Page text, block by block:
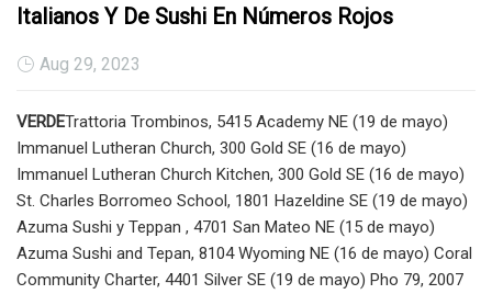
Italianos Y De Sushi En Números Rojos
Aug 29, 2023
VERDETrattoria Trombinos, 5415 Academy NE (19 de mayo)
Immanuel Lutheran Church, 300 Gold SE (16 de mayo)
Immanuel Lutheran Church Kitchen, 300 Gold SE (16 de mayo)
St. Charles Borromeo School, 1801 Hazeldine SE (19 de mayo)
Azuma Sushi y Teppan , 4701 San Mateo NE (15 de mayo)
Azuma Sushi and Tepan, 8104 Wyoming NE (16 de mayo) Coral
Community Charter, 4401 Silver SE (19 de mayo) Pho 79, 2007